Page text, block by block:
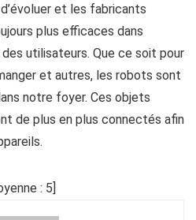
et les fabricants
plus efficaces dans
utilisateurs. Que ce soit pour
et autres, les robots sont
notre foyer. Ces objets
de plus en plus connectés afin
: 5]